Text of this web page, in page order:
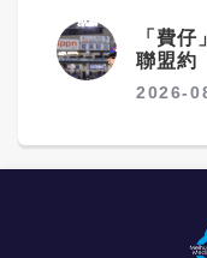
「費
聯盟約
2026-